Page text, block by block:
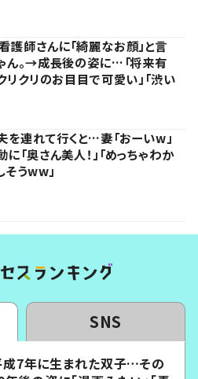
護師さんに「綺麗なお顔」と言
ん。→成長後の姿に…「将来有
リクリのお目目で可愛い」「渋い
を連れて行くと…妻「おーいw」
「奥さん美人！」「めっちゃわか
そうww」
SNS
7年に生まれた双子…その